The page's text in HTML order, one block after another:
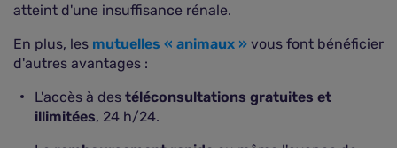
atteint d'une insuffisance rénale.
En plus, les mutuelles « animaux » vous font bénéficier
d'autres avantages :
L'accès à des téléconsultations gratuites et
illimitées, 24 h/24.